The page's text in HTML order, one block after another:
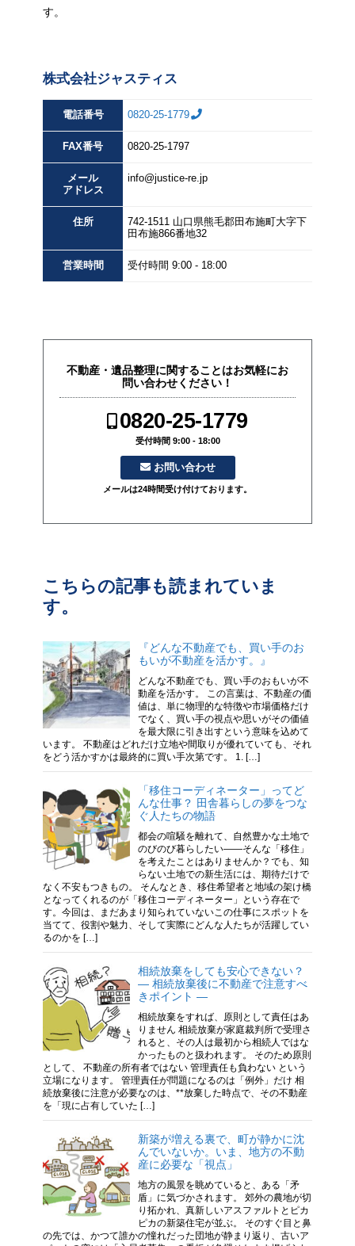
す。
株式会社ジャスティス
電話番号 0820-25-1779
FAX番号 0820-25-1797
メール
アドレス
info@justice-re.jp
住所 742-1511 山口県熊毛郡田布施町大字下
田布施866番地32
営業時間 受付時間 9:00 - 18:00
不動産・遺品整理に関することはお気軽にお
問い合わせください！
0820-25-1779
受付時間 9:00 - 18:00
お問い合わせ
メールは24時間受け付けております。
こちらの記事も読まれていま
す。
『どんな不動産でも、買い手のお
もいが不動産を活かす。』
どんな不動産でも、買い手のおもいが不
動産を活かす。 この言葉は、不動産の価
値は、単に物理的な特徴や市場価格だけ
でなく、買い手の視点や思いがその価値
を最大限に引き出すという意味を込めて
います。 不動産はどれだけ立地や間取りが優れていても、それ
をどう活かすかは最終的に買い手次第です。 1. […]
「移住コーディネーター」ってど
んな仕事？ 田舎暮らしの夢をつな
ぐ人たちの物語
都会の喧騒を離れて、自然豊かな土地で
のびのび暮らしたい——そんな「移住」
を考えたことはありませんか？でも、知
らない土地での新生活には、期待だけで
なく不安もつきもの。 そんなとき、移住希望者と地域の架け橋
となってくれるのが「移住コーディネーター」という存在で
す。今回は、まだあまり知られていないこの仕事にスポットを
当てて、役割や魅力、そして実際にどんな人たちが活躍してい
るのかを […]
相続放棄をしても安心できない？
― 相続放棄後に不動産で注意すべ
きポイント ―
相続放棄をすれば、原則として責任はあ
りません 相続放棄が家庭裁判所で受理さ
れると、その人は最初から相続人ではな
かったものと扱われます。 そのため原則
として、 不動産の所有者ではない 管理責任も負わない という
立場になります。 管理責任が問題になるのは「例外」だけ 相
続放棄後に注意が必要なのは、**放棄した時点で、その不動産
を「現に占有していた […]
新築が増える裏で、町が静かに沈
んでいないか。いま、地方の不動
産に必要な「視点」
地方の風景を眺めていると、ある「矛
盾」に気づかされます。 郊外の農地が切
り拓かれ、真新しいアスファルトとピカ
ピカの新築住宅が並ぶ。 そのすぐ目と鼻
の先では、かつて誰かの憧れだった団地が静まり返り、古いア